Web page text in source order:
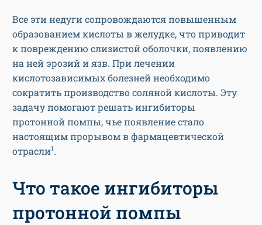
Все эти недуги сопровождаются повышенным
образованием кислоты в желудке, что приводит
к повреждению слизистой оболочки, появлению
на ней эрозий и язв. При лечении
кислотозависимых болезней необходимо
сократить производство соляной кислоты. Эту
задачу помогают решать ингибиторы
протонной помпы, чье появление стало
настоящим прорывом в фармацевтической
отрасли1.
Что такое ингибиторы
протонной помпы